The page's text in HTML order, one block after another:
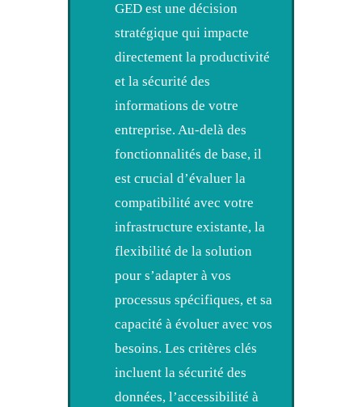
GED est une décision
stratégique qui impacte
directement la productivité
et la sécurité des
informations de votre
entreprise. Au-delà des
fonctionnalités de base, il
est crucial d’évaluer la
compatibilité avec votre
infrastructure existante, la
flexibilité de la solution
pour s’adapter à vos
processus spécifiques, et sa
capacité à évoluer avec vos
besoins. Les critères clés
incluent la sécurité des
données, l’accessibilité à